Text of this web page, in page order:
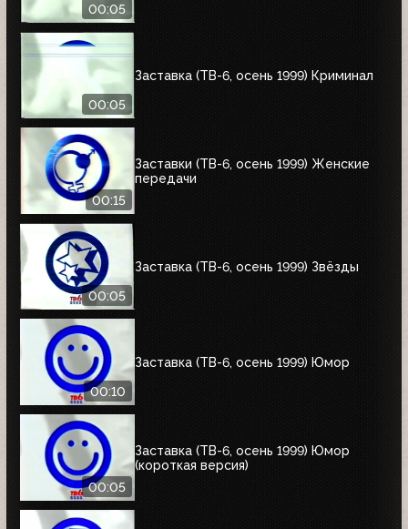
00:05
00:05
Заставка (ТВ-6, осень 1999) Криминал
00:15
Заставки (ТВ-6, осень 1999) Женские
передачи
00:05
Заставка (ТВ-6, осень 1999) Звёзды
00:10
Заставка (ТВ-6, осень 1999) Юмор
00:05
Заставка (ТВ-6, осень 1999) Юмор
(короткая версия)